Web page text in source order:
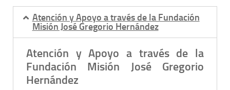
Atención y Apoyo a través de la Fundación
Misión José Gregorio Hernández
Atención y Apoyo a través de la
Fundación Misión José Gregorio
Hernández